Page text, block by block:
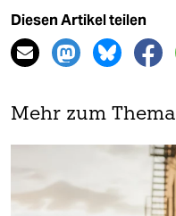
Diesen Artikel teilen
Mehr zum Thema